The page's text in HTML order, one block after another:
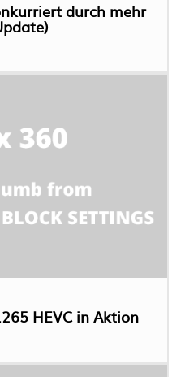
durch mehr
HEVC in Aktion